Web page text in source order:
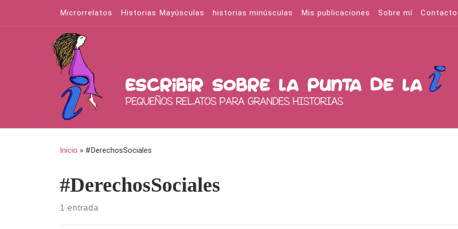
Saltar al contenido
Microrrelatos Historias Mayúsculas historias minúsculas Mis publicaciones Sobre mí Contacto
Inicio » #DerechosSociales
#DerechosSociales
1 entrada